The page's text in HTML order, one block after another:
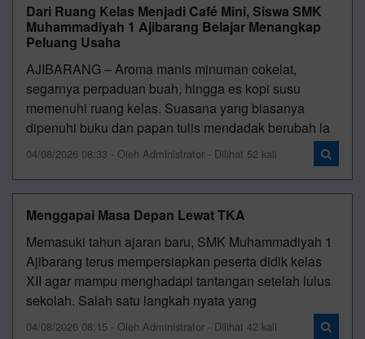
Dari Ruang Kelas Menjadi Café Mini, Siswa SMK
Muhammadiyah 1 Ajibarang Belajar Menangkap
Peluang Usaha
AJIBARANG – Aroma manis minuman cokelat,
segarnya perpaduan buah, hingga es kopi susu
memenuhi ruang kelas. Suasana yang biasanya
dipenuhi buku dan papan tulis mendadak berubah la
04/08/2026 08:33 - Oleh Administrator - Dilihat 52 kali
Menggapai Masa Depan Lewat TKA
Memasuki tahun ajaran baru, SMK Muhammadiyah 1
Ajibarang terus mempersiapkan peserta didik kelas
XII agar mampu menghadapi tantangan setelah lulus
sekolah. Salah satu langkah nyata yang
04/08/2026 08:15 - Oleh Administrator - Dilihat 42 kali